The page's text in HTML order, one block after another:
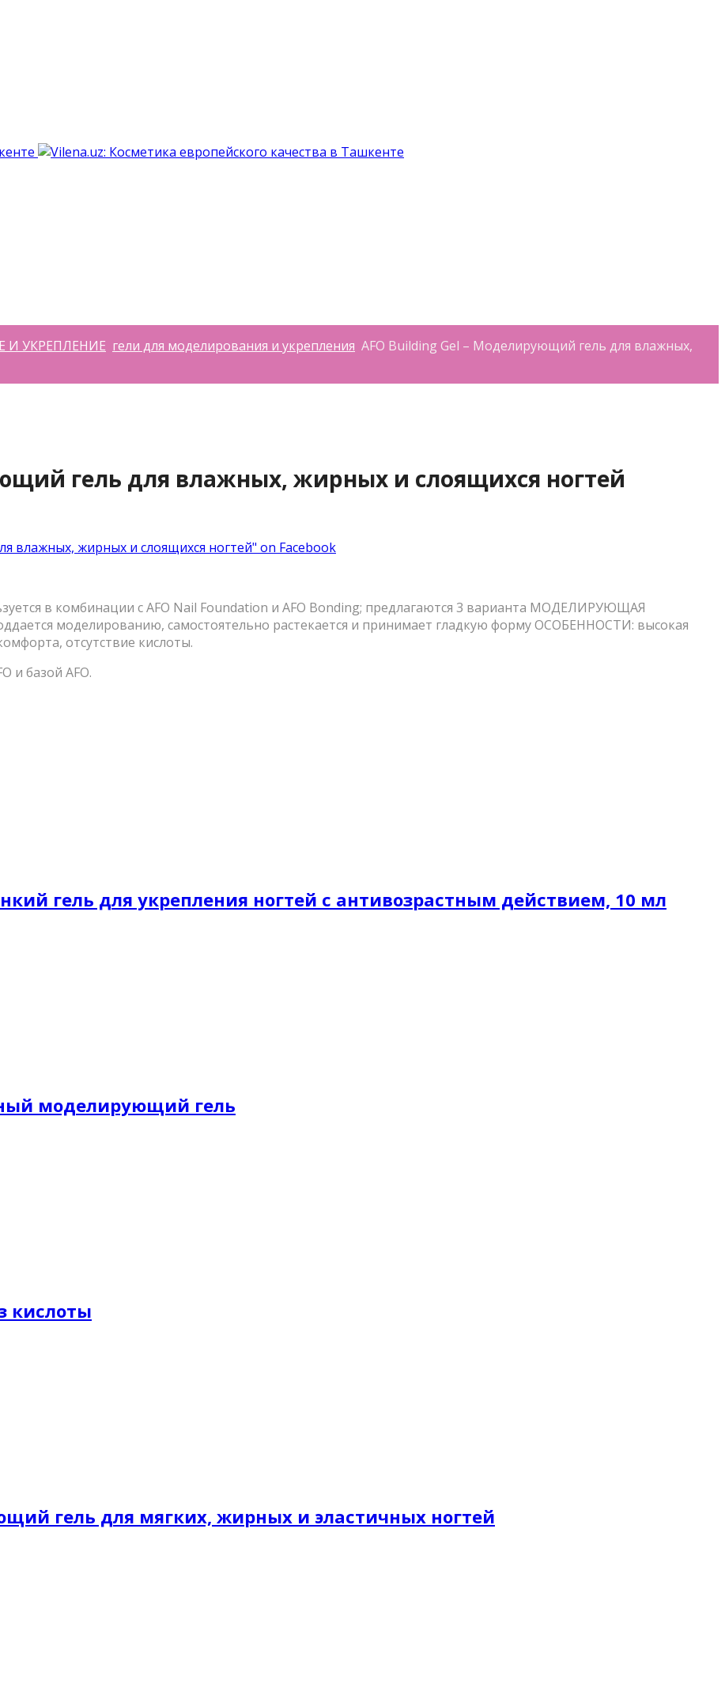
УКРЕПЛЕНИЕ гели для моделирования и укрепления AFO Building Gel – Моделирующий гель для влажных,
гель для влажных, жирных и слоящихся ногтей
влажных, жирных и слоящихся ногтей" on Facebook
в комбинации с AFO Nail Foundation и AFO Bonding; предлагаются 3 варианта МОДЕЛИРУЮЩАЯ
моделированию, самостоятельно растекается и принимает гладкую форму ОСОБЕННОСТИ: высокая
отсутствие кислоты.
и базой AFO.
гель для укрепления ногтей с антивозрастным действием, 10 мл
моделирующий гель
кислоты
гель для мягких, жирных и эластичных ногтей